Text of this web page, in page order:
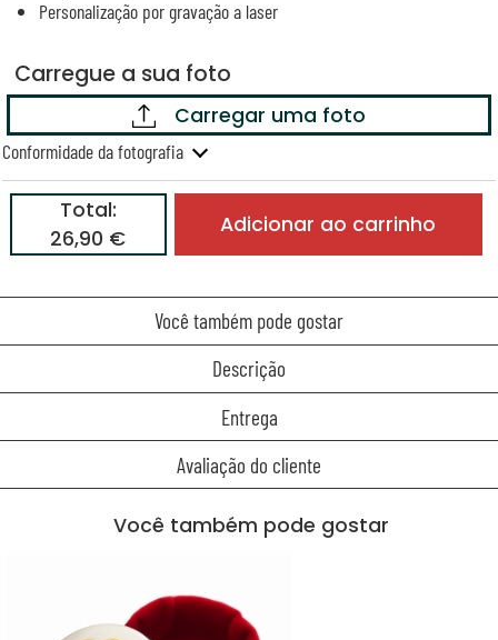
Personalização por gravação a laser
Carregue a sua foto
Carregar uma foto
Conformidade da fotografia
Total:
26,90 €
Adicionar ao carrinho
Você também pode gostar
Descrição
Entrega
Avaliação do cliente
Você também pode gostar